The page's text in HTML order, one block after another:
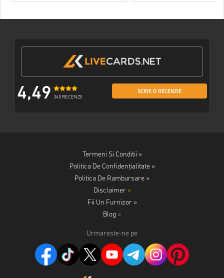
4,49 345 RECENZII
SCRIE O RECENZIE
Termeni Si Conditii »
Politica De Confidențialitate »
Politica De Rambursare »
Disclaimer »
Fii Un Furnizor »
Blog »
Urmareste-ne pe